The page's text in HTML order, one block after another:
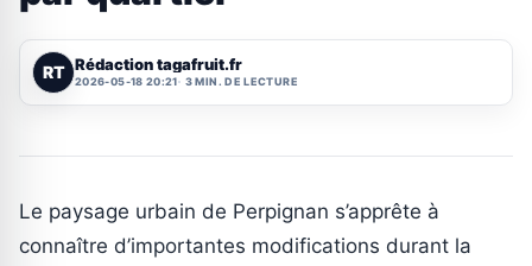
RT Rédaction tagafruit.fr
2026-05-18 20:21 3 MIN. DE LECTURE
Le paysage urbain de Perpignan s’apprête à
connaître d’importantes modifications durant la